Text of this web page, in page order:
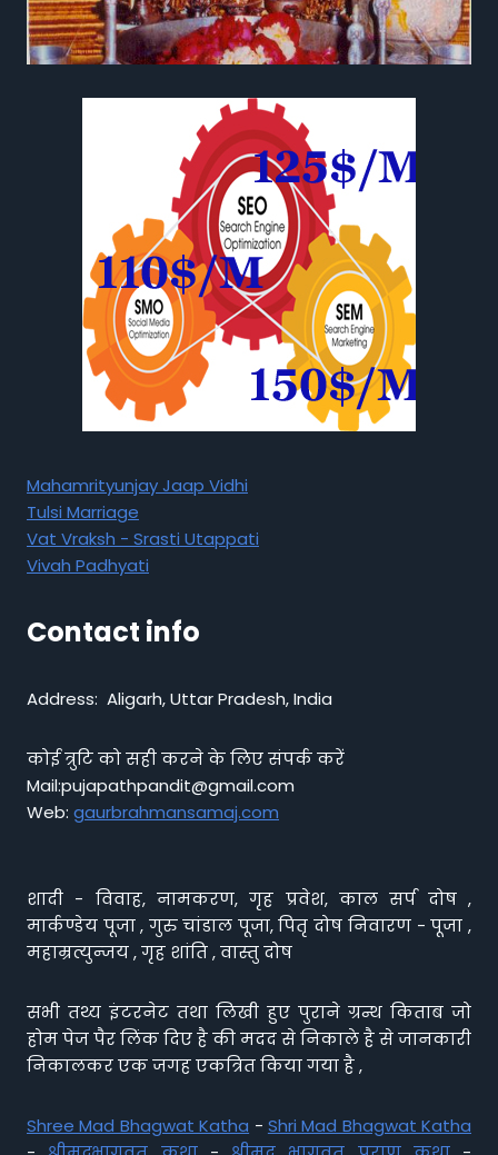
Mahamrityunjay Jaap Vidhi
Tulsi Marriage
Vat Vraksh - Srasti Utappati
Vivah Padhyati
Contact info
Address: Aligarh, Uttar Pradesh, India
कोई त्रुटि को सही करने के लिए संपर्क करें
Mail:pujapathpandit@gmail.com
Web: gaurbrahmansamaj.com
शादी - विवाह, नामकरण, गृह प्रवेश, काल सर्प दोष ,
मार्कण्डेय पूजा , गुरु चांडाल पूजा, पितृ दोष निवारण - पूजा ,
महाम्रत्युन्जय , गृह शांति , वास्तु दोष
सभी तथ्य इंटरनेट तथा लिखी हुए पुराने ग्रन्थ किताब जो
होम पेज पैर लिंक दिए है की मदद से निकाले है से जानकारी
निकालकर एक जगह एकत्रित किया गया है ,
Shree Mad Bhagwat Katha - Shri Mad Bhagwat Katha